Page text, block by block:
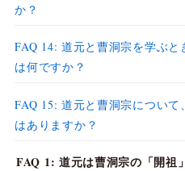
か？
FAQ 14: 道元と曹洞宗を学ぶ
は何ですか？
FAQ 15: 道元と曹洞宗につい
はありますか？
FAQ 1: 道元は曹洞宗の「開祖